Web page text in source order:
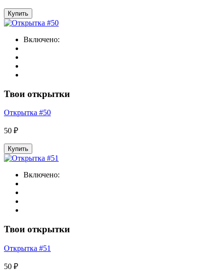
Купить
Включено:
Твои открытки
Открытка #50
50 ₽
Купить
Включено:
Твои открытки
Открытка #51
50 ₽